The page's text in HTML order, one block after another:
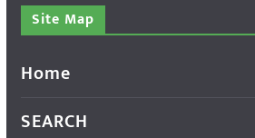
Site Map
Home
SEARCH